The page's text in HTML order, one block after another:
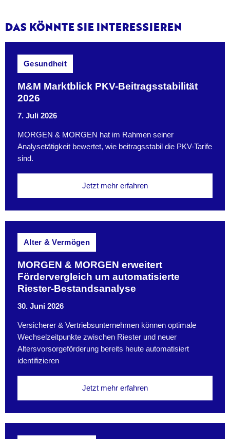
DAS KÖNNTE SIE INTERESSIEREN
Gesundheit
M&M Marktblick PKV-Beitragsstabilität
2026
7. Juli 2026
MORGEN & MORGEN hat im Rahmen seiner
Analysetätigkeit bewertet, wie beitragsstabil die PKV-Tarife
sind.
Jetzt mehr erfahren
Alter & Vermögen
MORGEN & MORGEN erweitert
Fördervergleich um automatisierte
Riester-Bestandsanalyse
30. Juni 2026
Versicherer & Vertriebsunternehmen können optimale
Wechselzeitpunkte zwischen Riester und neuer
Altersvorsorgeförderung bereits heute automatisiert
identifizieren
Jetzt mehr erfahren